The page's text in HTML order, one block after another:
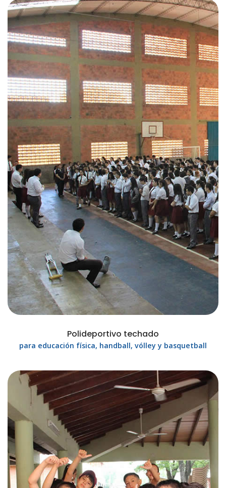
Polideportivo techado
para educación física, handball, vólley y basquetball